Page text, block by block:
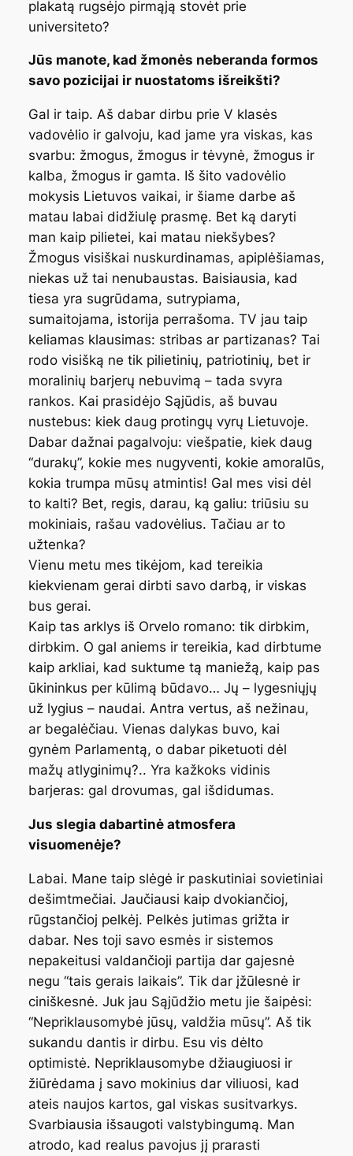
plakatą rugsėjo pirmąją stovėt prie
universiteto?
Jūs manote, kad žmonės neberanda formos
savo pozicijai ir nuostatoms išreikšti?
Gal ir taip. Aš dabar dirbu prie V klasės
vadovėlio ir galvoju, kad jame yra viskas, kas
svarbu: žmogus, žmogus ir tėvynė, žmogus ir
kalba, žmogus ir gamta. Iš šito vadovėlio
mokysis Lietuvos vaikai, ir šiame darbe aš
matau labai didžiulę prasmę. Bet ką daryti
man kaip pilietei, kai matau niekšybes?
Žmogus visiškai nuskurdinamas, apiplėšiamas,
niekas už tai nenubaustas. Baisiausia, kad
tiesa yra sugrūdama, sutrypiama,
sumaitojama, istorija perrašoma. TV jau taip
keliamas klausimas: stribas ar partizanas? Tai
rodo visišką ne tik pilietinių, patriotinių, bet ir
moralinių barjerų nebuvimą – tada svyra
rankos. Kai prasidėjo Sąjūdis, aš buvau
nustebus: kiek daug protingų vyrų Lietuvoje.
Dabar dažnai pagalvoju: viešpatie, kiek daug
“durakų”, kokie mes nugyventi, kokie amoralūs,
kokia trumpa mūsų atmintis! Gal mes visi dėl
to kalti? Bet, regis, darau, ką galiu: triūsiu su
mokiniais, rašau vadovėlius. Tačiau ar to
užtenka?
Vienu metu mes tikėjom, kad tereikia
kiekvienam gerai dirbti savo darbą, ir viskas
bus gerai.
Kaip tas arklys iš Orvelo romano: tik dirbkim,
dirbkim. O gal aniems ir tereikia, kad dirbtume
kaip arkliai, kad suktume tą maniežą, kaip pas
ūkininkus per kūlimą būdavo… Jų – lygesniųjų
už lygius – naudai. Antra vertus, aš nežinau,
ar begalėčiau. Vienas dalykas buvo, kai
gynėm Parlamentą, o dabar piketuoti dėl
mažų atlyginimų?.. Yra kažkoks vidinis
barjeras: gal drovumas, gal išdidumas.
Jus slegia dabartinė atmosfera
visuomenėje?
Labai. Mane taip slėgė ir paskutiniai sovietiniai
dešimtmečiai. Jaučiausi kaip dvokiančioj,
rūgstančioj pelkėj. Pelkės jutimas grižta ir
dabar. Nes toji savo esmės ir sistemos
nepakeitusi valdančioji partija dar gajesnė
negu “tais gerais laikais”. Tik dar įžūlesnė ir
ciniškesnė. Juk jau Sąjūdžio metu jie šaipėsi:
“Nepriklausomybė jūsų, valdžia mūsų”. Aš tik
sukandu dantis ir dirbu. Esu vis dėlto
optimistė. Nepriklausomybe džiaugiuosi ir
žiūrėdama į savo mokinius dar viliuosi, kad
ateis naujos kartos, gal viskas susitvarkys.
Svarbiausia išsaugoti valstybingumą. Man
atrodo, kad realus pavojus jį prarasti